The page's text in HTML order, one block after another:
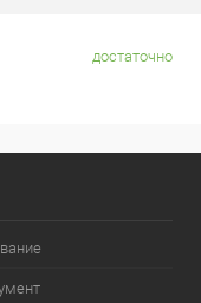
достаточно